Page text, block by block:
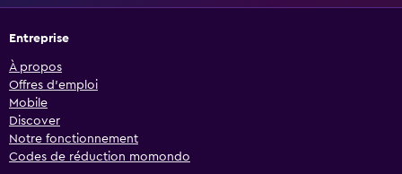
Entreprise
À propos
Offres d’emploi
Mobile
Discover
Notre fonctionnement
Codes de réduction momondo